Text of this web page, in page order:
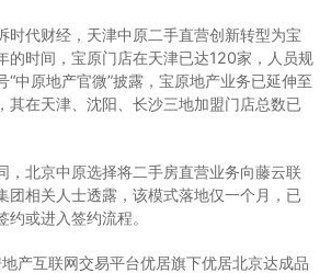
时代财经，天津中原二手直营创新转型为宝
的时间，宝原门店在天津已达120家，人员规
“中原地产官微”披露，宝原地产业务已延伸至
其在天津、沈阳、长沙三地加盟门店总数已
，北京中原选择将二手房直营业务向藤云联
团相关人士透露，该模式落地仅一个月，已
或进入签约流程。
产互联网交易平台优居旗下优居北京达成品